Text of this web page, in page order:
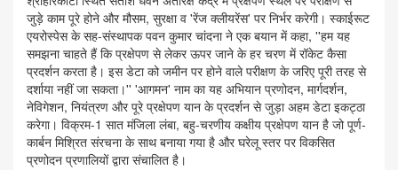
जुड़े काम पूरे होने और मौसम, सुरक्षा व 'रेंज क्लीयरेंस' पर निर्भर करेगी। स्काईरूट
एयरोस्पेस के सह-संस्थापक पवन कुमार चांदना ने एक बयान में कहा, ''हम यह
समझना चाहते हैं कि प्रक्षेपण से लेकर ऊपर जाने के हर चरण में रॉकेट कैसा
प्रदर्शन करता है। इस डेटा को जमीन पर होने वाले परीक्षण के जरिए पूरी तरह से
दर्शाया नहीं जा सकता।'' 'आगमन' नाम का यह अभियान प्रणोदन, मार्गदर्शन,
नेविगेशन, नियंत्रण और पूरे प्रक्षेपण यान के प्रदर्शन से जुड़ा अहम डेटा इकट्ठा
करेगा। विक्रम-1 सात मंजिला लंबा, बहु-चरणीय कक्षीय प्रक्षेपण यान है जो पूर्ण-
कार्बन मिश्रित संरचना के साथ बनाया गया है और घरेलू स्तर पर विकसित
प्रणोदन प्रणालियों द्वारा संचालित है।